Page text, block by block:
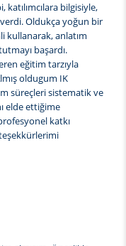
bilgisiyle,
Oldukça yoğun bir
kullanarak, anlatım
başardı.
eğitim tarzıyla
oldugum IK
süreçleri sistematik ve
elde ettiğime
katkı